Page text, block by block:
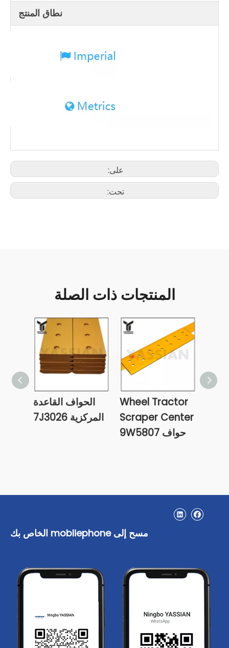
نطاق المنتج
على:
تحت:
المنتجات ذات الصلة
الحواف القاعدة
المركزية 7J3026
Wheel Tractor
Scraper Center
حواف 9W5807
مسح إلى mobliephone الخاص بك